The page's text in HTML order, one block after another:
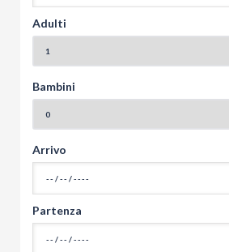
Adulti
Bambini
Arrivo
Partenza